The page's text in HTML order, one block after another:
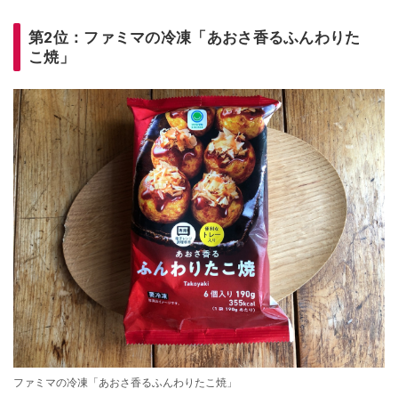
第2位：ファミマの冷凍「あおさ香るふんわりた
こ焼」
ファミマの冷凍「あおさ香るふんわりたこ焼」